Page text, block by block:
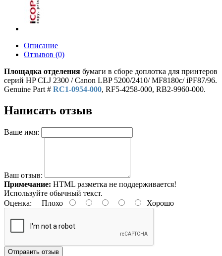
Описание
Отзывов (0)
Площадка отделения бумаги в сборе доплотка для принтеров
серий HP CLJ 2300 / Canon LBP 5200/2410/ MF8180c/ iPF87/96.
Genuine Part # RC1-0954-000, RF5-4258-000, RB2-9960-000.
Написать отзыв
Ваше имя:
Ваш отзыв:
Примечание: HTML разметка не поддерживается!
Используйте обычный текст.
Оценка: Плохо Хорошо
Отправить отзыв